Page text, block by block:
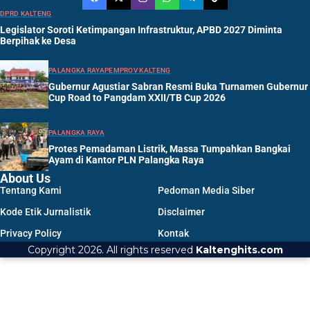
DPRD KALTENG
Legislator Soroti Ketimpangan Infrastruktur, APBD 2027 Diminta
Berpihak ke Desa
PALANGKA RAYAPEMPROV KALTENG
Gubernur Agustiar Sabran Resmi Buka Turnamen Gubernur
Cup Road to Pangdam XXII/TB Cup 2026
PALANGKA RAYA
Protes Pemadaman Listrik, Massa Tumpahkan Bangkai
Ayam di Kantor PLN Palangka Raya
About Us
Tentang Kami
Pedoman Media Siber
Kode Etik Jurnalistik
Disclaimer
Privacy Policy
Kontak
Copyright 2026. All rights reserved Kaltenghits.com